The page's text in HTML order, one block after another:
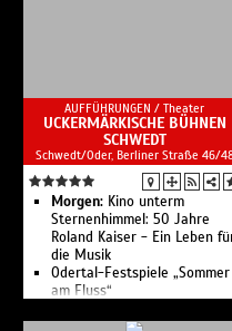
AUFFÜHRUNGEN / Theater
UCKERMÄRKISCHE BÜHNEN
SCHWEDT
Schwedt/Oder, Berliner Straße 46/
Morgen: Kino unterm
Sternenhimmel: 50 Jahre
Roland Kaiser - Ein Leben
die Musik
Odertal-Festspiele „Sommer
am Fluss“
Originalbands der 60er